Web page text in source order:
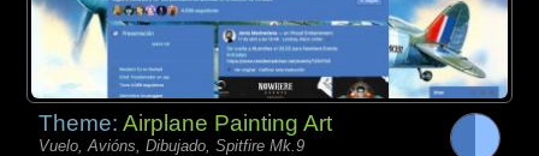
Theme:Airplane Painting Art
Vuelo, Avións, Dibujado, Spitfire Mk.9